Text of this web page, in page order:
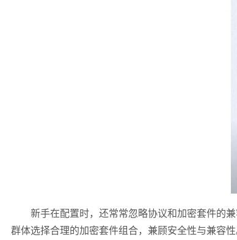
新手在配置时，还常常忽略协议和加密套件的兼
群体选择合理的加密套件组合，兼顾安全性与兼容